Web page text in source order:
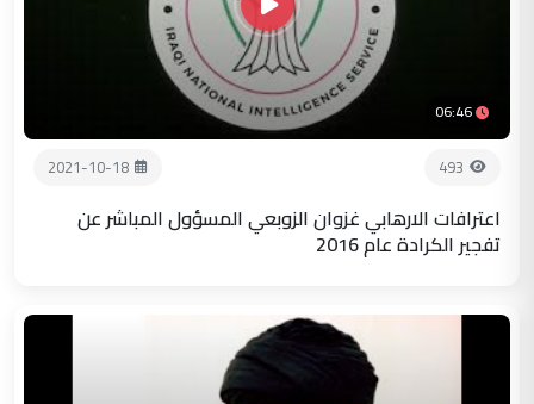
06:46
493
2021-10-18
اعترافات الارهابي غزوان الزوبعي المسؤول المباشر عن
تفجير الكرادة عام 2016